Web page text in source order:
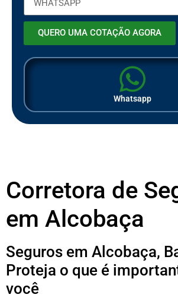
QUERO UMA COTAÇÃO AGORA
Whatsapp
Corretora de
em Alcobaça
Seguros em Alcobaça,
Proteja o que é
você